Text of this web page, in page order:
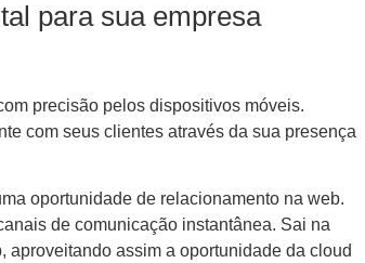
para sua empresa
precisão pelos dispositivos móveis.
com seus clientes através da sua presença
oportunidade de relacionamento na web.
de comunicação instantânea. Sai na
assim a oportunidade da cloud